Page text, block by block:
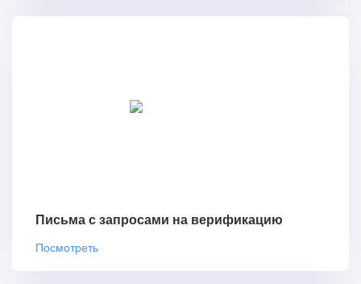
Письма с запросами на верификацию
Посмотреть